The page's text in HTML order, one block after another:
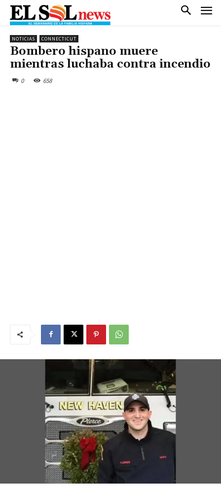
NOTICIAS CONNECTICUT
Bombero hispano muere
mientras luchaba contra incendio
0 658